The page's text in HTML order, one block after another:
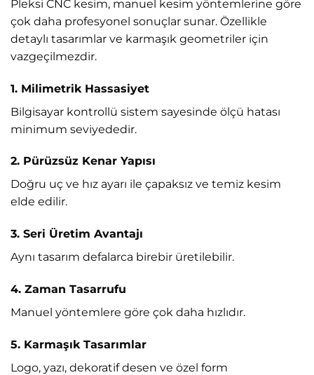
Pleksi CNC kesim, manuel kesim yöntemlerine göre
çok daha profesyonel sonuçlar sunar. Özellikle
detaylı tasarımlar ve karmaşık geometriler için
vazgeçilmezdir.
1. Milimetrik Hassasiyet
Bilgisayar kontrollü sistem sayesinde ölçü hatası
minimum seviyededir.
2. Pürüzsüz Kenar Yapısı
Doğru uç ve hız ayarı ile çapaksız ve temiz kesim
elde edilir.
3. Seri Üretim Avantajı
Aynı tasarım defalarca birebir üretilebilir.
4. Zaman Tasarrufu
Manuel yöntemlere göre çok daha hızlıdır.
5. Karmaşık Tasarımlar
Logo, yazı, dekoratif desen ve özel form